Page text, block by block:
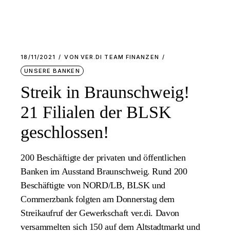
18/11/2021 VON VER.DI TEAM FINANZEN
UNSERE BANKEN
Streik in Braunschweig!
21 Filialen der BLSK
geschlossen!
200 Beschäftigte der privaten und öffentlichen
Banken im Ausstand Braunschweig. Rund 200
Beschäftigte von NORD/LB, BLSK und
Commerzbank folgten am Donnerstag dem
Streikaufruf der Gewerkschaft ver.di. Davon
versammelten sich 150 auf dem Altstadtmarkt und